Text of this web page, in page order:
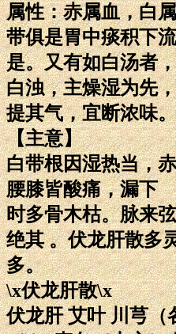
属性：赤属血，白
带俱是胃中痰积下
是。又有如白汤者
白浊，主燥湿为先
提其气，宜断浓味。
【主意】
白带根因湿热当，
腰膝皆酸痛，漏下
时多骨木枯。脉来
绝其 。伏龙肝散多
多。
\x伏龙肝散\x
伏龙肝 艾叶 川芎（